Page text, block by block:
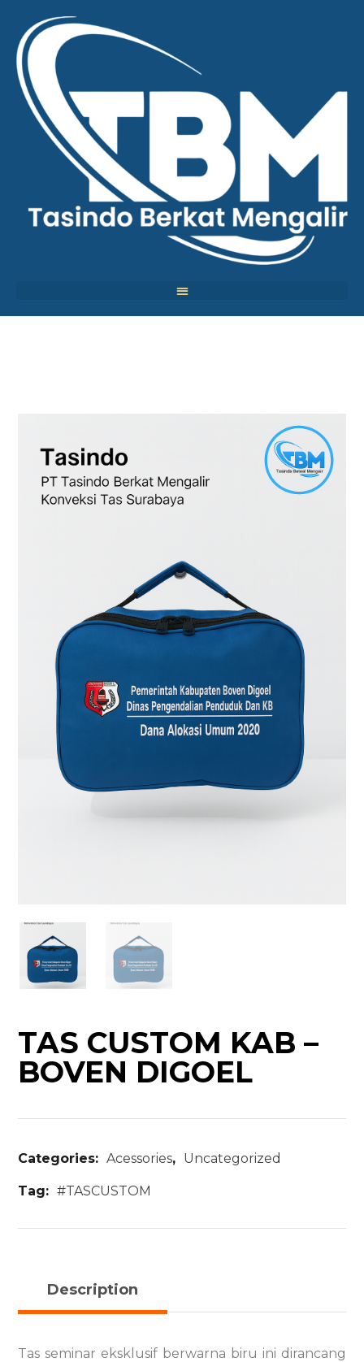
TAS CUSTOM KAB –
BOVEN DIGOEL
Categories: Acessories, Uncategorized
Tag: #TASCUSTOM
Description
Tas seminar eksklusif berwarna biru ini dirancang